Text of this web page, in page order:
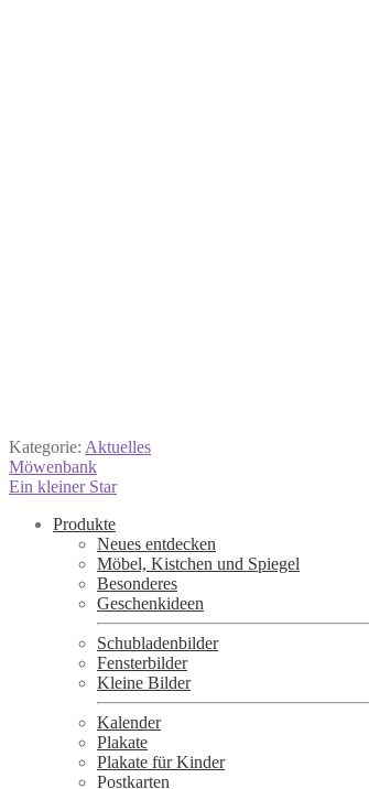
Kategorie: Aktuelles
Beitragsnavigation
Vorheriger
Beitrag:
Möwenbank
Nächster
Ein kleiner Star
Produkte
Neues entdecken
Möbel, Kistchen und Spiegel
Besonderes
Geschenkideen
Schubladenbilder
Fensterbilder
Kleine Bilder
Kalender
Plakate
Plakate für Kinder
Postkarten